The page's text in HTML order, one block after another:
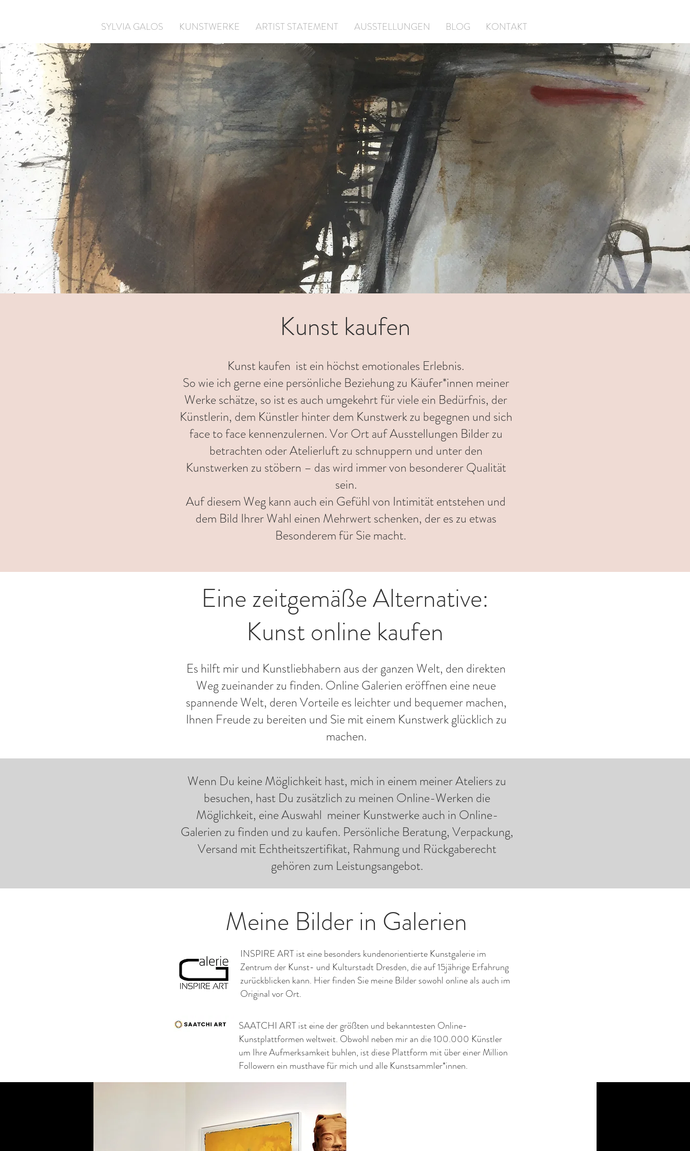
SYLVIA GALOS KUNSTWERKE ARTIST STATEMENT AUSSTELLUNGEN BLOG KONTAKT
Kunst kaufen
Kunst kaufen ist ein höchst emotionales Erlebnis.
So wie ich gerne eine persönliche Beziehung zu Käufer*innen meiner
Werke schätze, so ist es auch umgekehrt für viele ein Bedürfnis, der
Künstlerin, dem Künstler hinter dem Kunstwerk zu begegnen und sich
face to face kennenzulernen. Vor Ort auf Ausstellungen Bilder zu
betrachten oder Atelierluft zu schnuppern und unter den
Kunstwerken zu stöbern – das wird immer von besonderer Qualität
sein.
Auf diesem Weg kann auch ein Gefühl von Intimität entstehen und
dem Bild Ihrer Wahl einen Mehrwert schenken, der es zu etwas
Besonderem für Sie macht.
Eine zeitgemäße Alternative:
Kunst online kaufen
Es hilft mir und Kunstliebhabern aus der ganzen Welt, den direkten
Weg zueinander zu finden. Online Galerien eröffnen eine neue
spannende Welt, deren Vorteile es leichter und bequemer machen,
Ihnen Freude zu bereiten und Sie mit einem Kunstwerk glücklich zu
machen.
Wenn Du keine Möglichkeit hast, mich in einem meiner Ateliers zu
besuchen, hast Du zusätzlich zu meinen Online-Werken die
Möglichkeit, eine Auswahl meiner Kunstwerke auch in Online-
Galerien zu finden und zu kaufen. Persönliche Beratung, Verpackung,
Versand mit Echtheitszertifikat, Rahmung und Rückgaberecht
gehören zum Leistungsangebot.
Meine Bilder in Galerien
INSPIRE ART ist eine besonders kundenorientierte Kunstgalerie im
Zentrum der Kunst- und Kulturstadt Dresden, die auf 15jährige Erfahrung
zurückblicken kann. Hier finden Sie meine Bilder sowohl online als auch im
Original vor Ort.
SAATCHI ART ist eine der größten und bekanntesten Online-
Kunstplattformen weltweit. Obwohl neben mir an die 100.000 Künstler
um Ihre Aufmerksamkeit buhlen, ist diese Plattform mit über einer Million
Followern ein musthave für mich und alle Kunstsammler*innen.